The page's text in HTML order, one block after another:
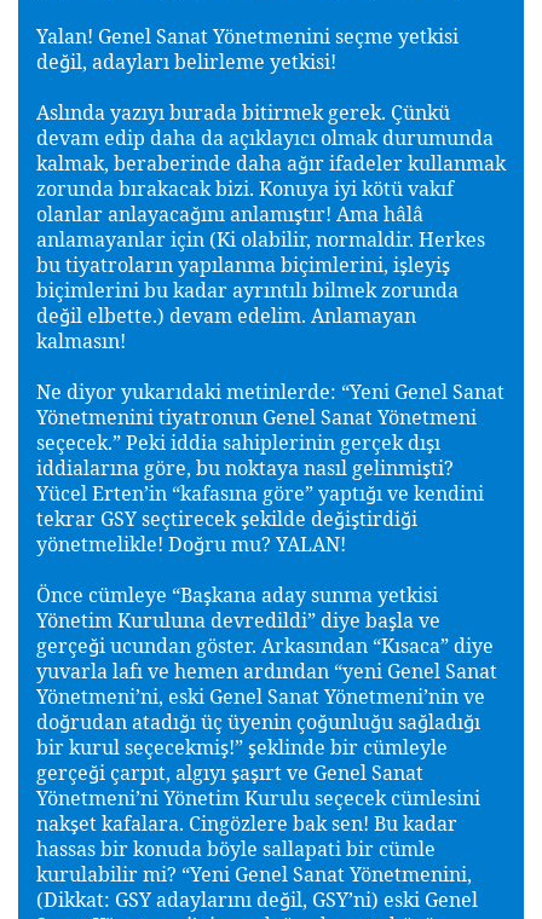
Yalan! Genel Sanat Yönetmenini seçme yetkisi
değil, adayları belirleme yetkisi!
Aslında yazıyı burada bitirmek gerek. Çünkü
devam edip daha da açıklayıcı olmak durumunda
kalmak, beraberinde daha ağır ifadeler kullanmak
zorunda bırakacak bizi. Konuya iyi kötü vakıf
olanlar anlayacağını anlamıştır! Ama hâlâ
anlamayanlar için (Ki olabilir, normaldir. Herkes
bu tiyatroların yapılanma biçimlerini, işleyiş
biçimlerini bu kadar ayrıntılı bilmek zorunda
değil elbette.) devam edelim. Anlamayan
kalmasın!
Ne diyor yukarıdaki metinlerde: “Yeni Genel Sanat
Yönetmenini tiyatronun Genel Sanat Yönetmeni
seçecek.” Peki iddia sahiplerinin gerçek dışı
iddialarına göre, bu noktaya nasıl gelinmişti?
Yücel Erten’in “kafasına göre” yaptığı ve kendini
tekrar GSY seçtirecekşekilde değiştirdiği
yönetmelikle! Doğru mu? YALAN!
Önce cümleye “Başkana aday sunma yetkisi
Yönetim Kuruluna devredildi” diye başla ve
gerçeği ucundan göster. Arkasından “Kısaca” diye
yuvarla lafı ve hemen ardından “yeni Genel Sanat
Yönetmeni’ni, eski Genel Sanat Yönetmeni’nin ve
doğrudan atadığı üç üyenin çoğunluğu sağladığı
bir kurul seçecekmiş!” şeklinde bir cümleyle
gerçeği çarpıt, algıyı şaşırt ve Genel Sanat
Yönetmeni’ni Yönetim Kurulu seçecek cümlesini
nakşet kafalara. Cingözlere bak sen! Bu kadar
hassas bir konuda böyle sallapati bir cümle
kurulabilir mi? “Yeni Genel Sanat Yönetmenini,
(Dikkat: GSY adaylarını değil, GSY’ni) eski Genel